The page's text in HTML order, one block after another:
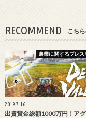
RECOMMEND こち
農業に関するプレス
2019.7.16
出資賞金総額1000万円！ア